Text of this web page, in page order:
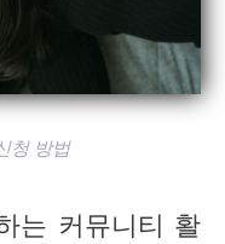
청 방법
는 커뮤니티 활